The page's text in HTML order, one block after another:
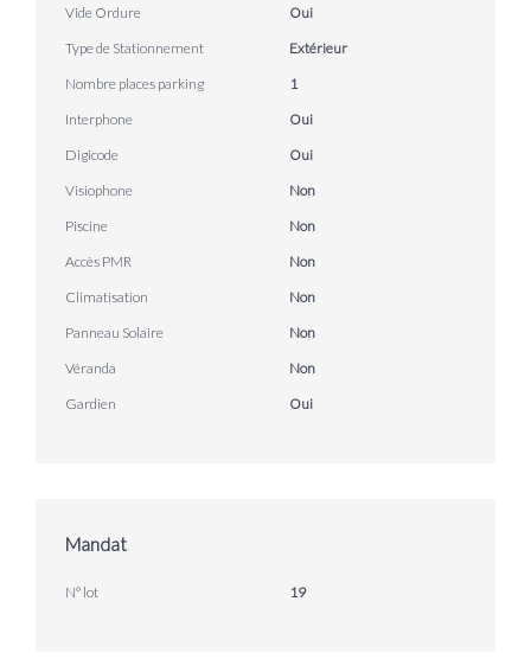
Vide Ordure
Oui
Type de Stationnement
Extérieur
Nombre places parking
1
Interphone
Oui
Digicode
Oui
Visiophone
Non
Piscine
Non
Accès PMR
Non
Climatisation
Non
Panneau Solaire
Non
Véranda
Non
Gardien
Oui
Mandat
N° lot 19